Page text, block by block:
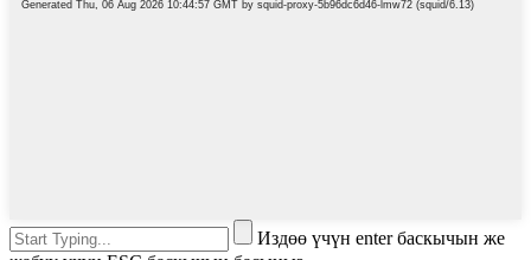
Издөө үчүн enter баскычын же